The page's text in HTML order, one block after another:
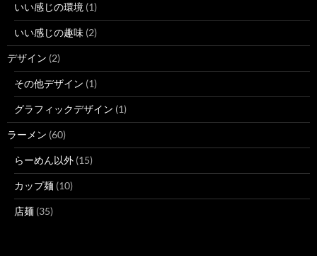
いい感じの環境 (1)
いい感じの趣味 (2)
デザイン (2)
その他デザイン (1)
グラフィックデザイン (1)
ラーメン (60)
らーめん以外 (15)
カップ麺 (10)
店麺 (35)